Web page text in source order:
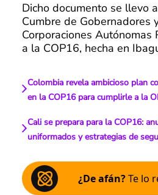
Dicho documento se llevo
Cumbre de Gobernadores
Corporaciones Autónomas
a la COP16, hecha en
Colombia revela ambicioso plan
en la COP16 para cumplirle a la
Cali se prepara para la COP16:
uniformados y estrategias de
¿De afán?Te lo